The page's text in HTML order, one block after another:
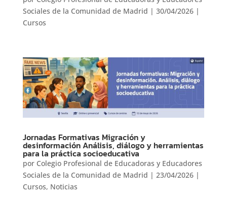
Sociales de la Comunidad de Madrid | 30/04/2026|
Cursos
Jornadas Formativas Migración y
desinformación Análisis, diálogo y herramientas
para la práctica socioeducativa
por Colegio Profesional de Educadoras y Educadores
Sociales de la Comunidad de Madrid | 23/04/2026|
Cursos, Noticias